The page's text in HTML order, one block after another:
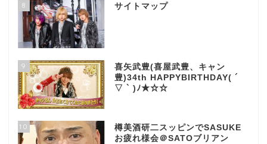
8 サイトマップ
9
喜矢武豊(喜屋武豊、キャン
豊)34th HAPPYBIRTHDAY( ´
▽ ` )ﾉ★☆☆
10
樽美酒研二スッピンでSASUKE
お疲れ様会＠SATOブリアン